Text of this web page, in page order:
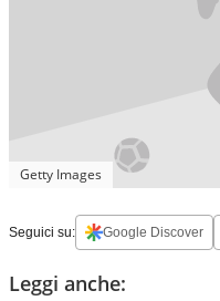
Getty Images
Seguici su: Google Discover
Leggi anche: